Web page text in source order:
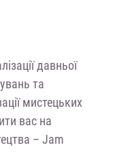
давньої
та
мистецьких
вас на
– Jam